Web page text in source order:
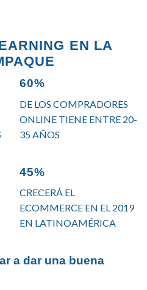
EN LA
60%
DE LOS COMPRADORES
ONLINE TIENE ENTRE 20-
35 AÑOS
45%
CRECERÁ EL
ECOMMERCE EN EL 2019
EN LATINOAMÉRICA
a dar una buena